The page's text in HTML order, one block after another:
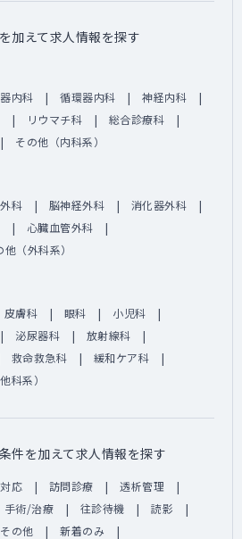
加えて求人情報を探す
内科 循環器内科
神経内科
リウマチ科
総合診療科
その他（内科系）
科 脳神経外科
消化器外科
心臓血管外科
他（外科系）
皮膚科 眼科
小児科
泌尿器科
放射線科
救命救急科
緩和ケア科
科系）
件を加えて求人情報を探す
応 訪問診療
透析管理
手術/治療 往診待機
読影
の他
新着のみ